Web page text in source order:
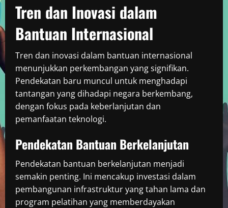
Tren dan Inovasi dalam
Bantuan Internasional
Tren dan inovasi dalam bantuan internasional
menunjukkan perkembangan yang signifikan.
Pendekatan baru muncul untuk menghadapi
tantangan yang dihadapi negara berkembang,
dengan fokus pada keberlanjutan dan
pemanfaatan teknologi.
Pendekatan Bantuan Berkelanjutan
Pendekatan bantuan berkelanjutan menjadi
semakin penting. Ini mencakup investasi dalam
pembangunan infrastruktur yang tahan lama dan
program pelatihan yang memberdayakan